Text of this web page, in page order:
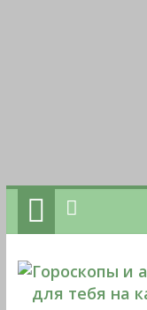
Гороскопы и
для тебя на